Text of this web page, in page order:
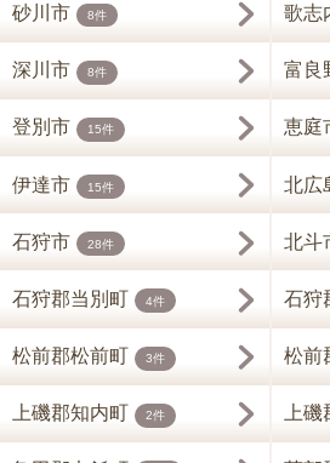
砂川市 8件 歌志
深川市 8件 富良
登別市 15件 恵庭
伊達市 15件 北広
石狩市 28件 北斗
石狩郡当別町 4件 石狩
松前郡松前町 3件 松前
上磯郡知内町 2件 上